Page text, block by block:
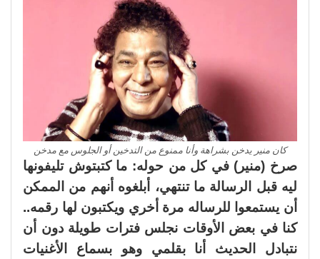
كان منير يدخن بشراهة وأنا ممنوع من التدخين أو الجلوس مع مدخن
صرخ (منير) في كل من حوله: ما كتبتوش تليفونها
ليه قبل الرسالة ما تنتهي، أبلغوه أنهم من الممكن
أن يستمعوا للرساله مرة أخري ويكتبون لها رقمه..
كنا في بعض الأوقات نجلس فترات طويلة دون أن
نتبادل الحديث أنا بقلمي وهو بسماع الأغنيات